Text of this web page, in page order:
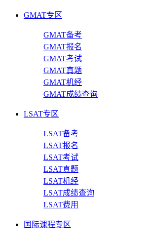
GMAT专区
GMAT备考
GMAT报名
GMAT考试
GMAT真题
GMAT机经
GMAT成绩查询
LSAT专区
LSAT备考
LSAT报名
LSAT考试
LSAT真题
LSAT机经
LSAT成绩查询
LSAT费用
国际课程专区